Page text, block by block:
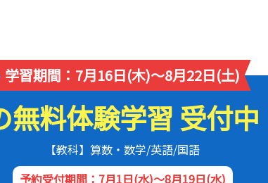
学習期間：7月16日(木)～8月22日(土)
無料体験学習 受付中
【教科】算数・数学/英語/国語
予約受付期間：7月1日(水)～8月19日(水)